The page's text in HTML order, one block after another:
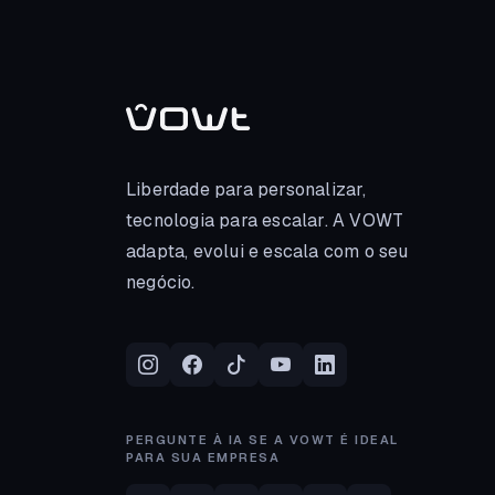
Liberdade para personalizar,
tecnologia para escalar. A VOWT
adapta, evolui e escala com o seu
negócio.
PERGUNTE À IA SE A VOWT É IDEAL
PARA SUA EMPRESA